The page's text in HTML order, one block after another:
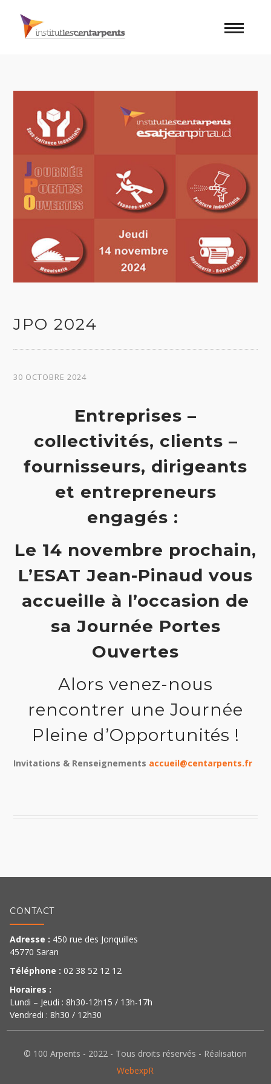
JPO 2024
30 OCTOBRE 2024
Entreprises –
collectivités, clients –
fournisseurs, dirigeants
et entrepreneurs
engagés :
Le 14 novembre prochain,
L’ESAT Jean-Pinaud vous
accueille à l’occasion de
sa Journée Portes
Ouvertes
Alors venez-nous
rencontrer une Journée
Pleine d’Opportunités !
Invitations & Renseignements accueil@centarpents.fr
CONTACT
Adresse : 450 rue des Jonquilles
45770 Saran
Téléphone :02 38 52 12 12
Horaires :
Lundi – Jeudi : 8h30-12h15 / 13h-17h
Vendredi : 8h30 / 12h30
© 100 Arpents - 2022 - Tous droits réservés - Réalisation
WebexpR